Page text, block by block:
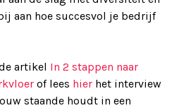
aan hoe succesvol je bedrijf
artikel In 2 stappen naar
of lees hierhet interview
staande houdt in een